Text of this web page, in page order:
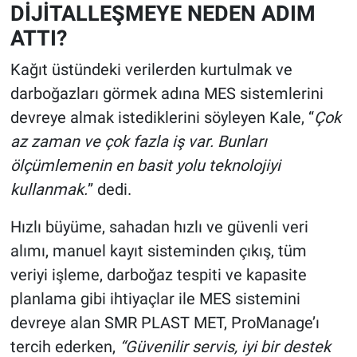
DİJİTALLEŞMEYE NEDEN ADIM
ATTI?
Kağıt üstündeki verilerden kurtulmak ve
darboğazları görmek adına MES sistemlerini
devreye almak istediklerini söyleyen Kale, “Çok
az zaman ve çok fazla iş var. Bunları
ölçümlemenin en basit yolu teknolojiyi
kullanmak.” dedi.
Hızlı büyüme, sahadan hızlı ve güvenli veri
alımı, manuel kayıt sisteminden çıkış, tüm
veriyi işleme, darboğaz tespiti ve kapasite
planlama gibi ihtiyaçlar ile MES sistemini
devreye alan SMR PLAST MET, ProManage’ı
tercih ederken, “Güvenilir servis, iyi bir destek